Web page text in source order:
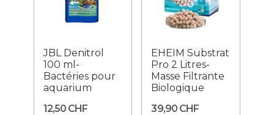
JBL Denitrol
100 ml-
Bactéries pour
aquarium
12,50 CHF
EHEIM Substrat
Pro 2 Litres-
Masse Filtrante
Biologique
39,90 CHF